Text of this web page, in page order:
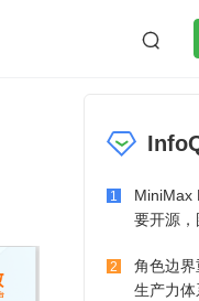

微服务架构
1
MiniMax
要开源，
2
角色边
生产力